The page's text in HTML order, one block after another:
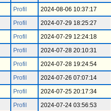
Profil
2024-08-06 10:37:17
Profil
2024-07-29 18:25:27
Profil
2024-07-29 12:24:18
Profil
2024-07-28 20:10:31
Profil
2024-07-28 19:24:54
Profil
2024-07-26 07:07:14
Profil
2024-07-25 20:17:34
Profil
2024-07-24 03:56:53